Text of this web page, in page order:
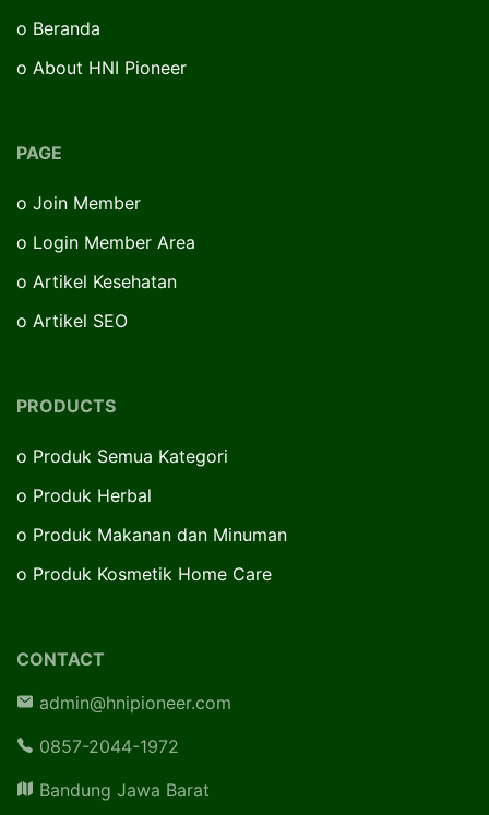
o Beranda
o About HNI Pioneer
PAGE
o Join Member
o Login Member Area
o Artikel Kesehatan
o Artikel SEO
PRODUCTS
o Produk Semua Kategori
o Produk Herbal
o Produk Makanan dan Minuman
o Produk Kosmetik Home Care
CONTACT
admin@hnipioneer.com
0857-2044-1972
Bandung Jawa Barat